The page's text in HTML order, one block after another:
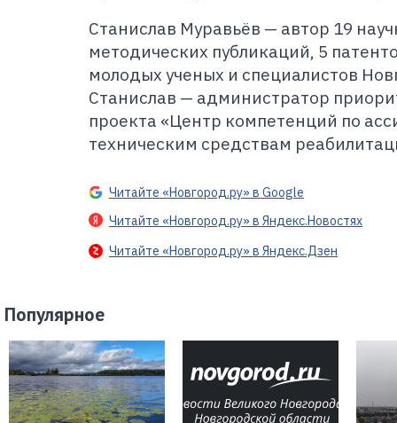
Станислав Муравьёв — автор 19
методических публикаций, 5
молодых ученых и специалистов
Станислав — администратор
проекта «Центр компетенций по
техническим средствам
Читайте «Новгород.ру» в Google
Читайте «Новгород.ру» в Яндекс.Новостях
Читайте «Новгород.ру» в Яндекс.Дзен
Популярное